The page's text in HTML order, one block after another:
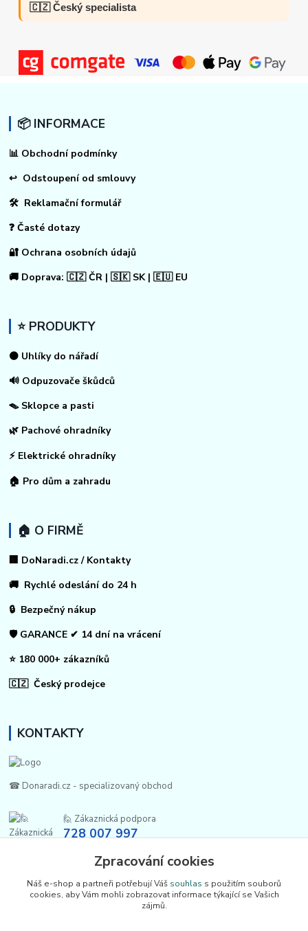
🇨🇿 Český specialista
📦 INFORMACE
📊 Obchodní podmínky
↩ Odstoupení od smlouvy
🛠 Reklamační formulář
❓ Časté dotazy
🔐 Ochrana osobních údajů
🚚 Doprava: 🇨🇿 ČR | 🇸🇰 SK | 🇪🇺 EU
⭐ PRODUKTY
⚫ Uhlíky do nářadí
🔊 Odpuzovače škůdců
🪤 Sklopce a pasti
🌿 Pachové ohradníky
⚡ Elektrické ohradníky
🏠 Pro dům a zahradu
🏠 O FIRMĚ
🏢 DoNaradi.cz / Kontakty
🚚 Rychlé odeslání do 24 h
🔒 Bezpečný nákup
🛡️ GARANCE ✔ 14 dní na vrácení
⭐ 180 000+ zákazníků
🇨🇿 Český prodejce
KONTAKTY
☎ Donaradi.cz - specializovaný obchod
🙋 Zákaznická podpora
728 007 997
Zpracování cookies
Náš e-shop a partneři potřebují Váš souhlas s použitím souborů
cookies, aby Vám mohli zobrazovat informace týkající se Vašich
zájmů.